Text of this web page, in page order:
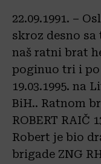
22.09.1991. –
skroz desno
naš ratni brat
poginuo tri i po
19.03.1995. na
BiH.. Ratnom
ROBERT RAIČ
Robert je bio
brigade ZNG